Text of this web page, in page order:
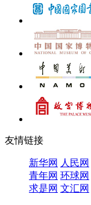
友情链接
新华网 人民网
青年网 环球网
求是网 文汇网